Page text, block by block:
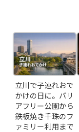
立川で子連れおで
かけの日に。バリ
アフリー公園から
鉄板焼き千珠のフ
ァミリー利用まで